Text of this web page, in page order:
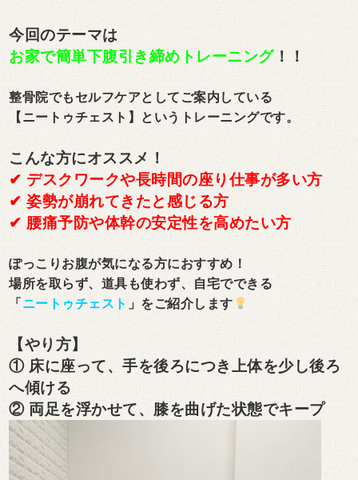
今回のテーマは
お家で簡単下腹引き締めトレーニング！！
整骨院でもセルフケアとしてご案内している
【ニートゥチェスト】というトレーニングです。
こんな方にオススメ！
✔ デスクワークや長時間の座り仕事が多い方
✔ 姿勢が崩れてきたと感じる方
✔ 腰痛予防や体幹の安定性を高めたい方
ぽっこりお腹が気になる方におすすめ！
場所を取らず、道具も使わず、自宅でできる
「ニートゥチェスト 」をご紹介します
【やり方】
① 床に座って、手を後ろにつき上体を少し後ろ
へ傾ける
② 両足を浮かせて、膝を曲げた状態でキープ